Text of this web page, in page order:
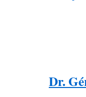
Dr.